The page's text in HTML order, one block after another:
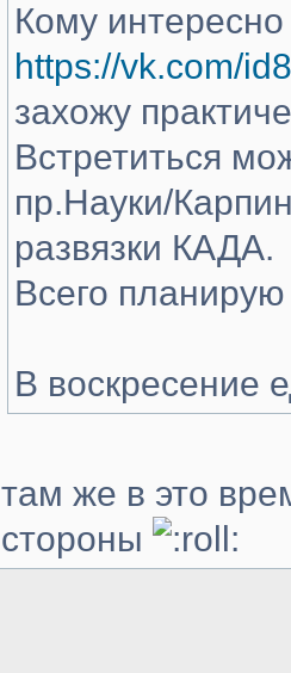
Кому
https://vk.com/
захожу
Встретиться
пр.Науки/
развязки КАДА.
Всего
В воскресение
там же в это
стороны